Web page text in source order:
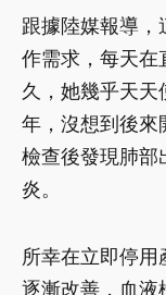
跟據陸媒報導，
作需求，每天在
久，她幾乎天天
年，沒想到後來
檢查後發現肺部
炎。
所幸在立即停用
逐漸改善，血液